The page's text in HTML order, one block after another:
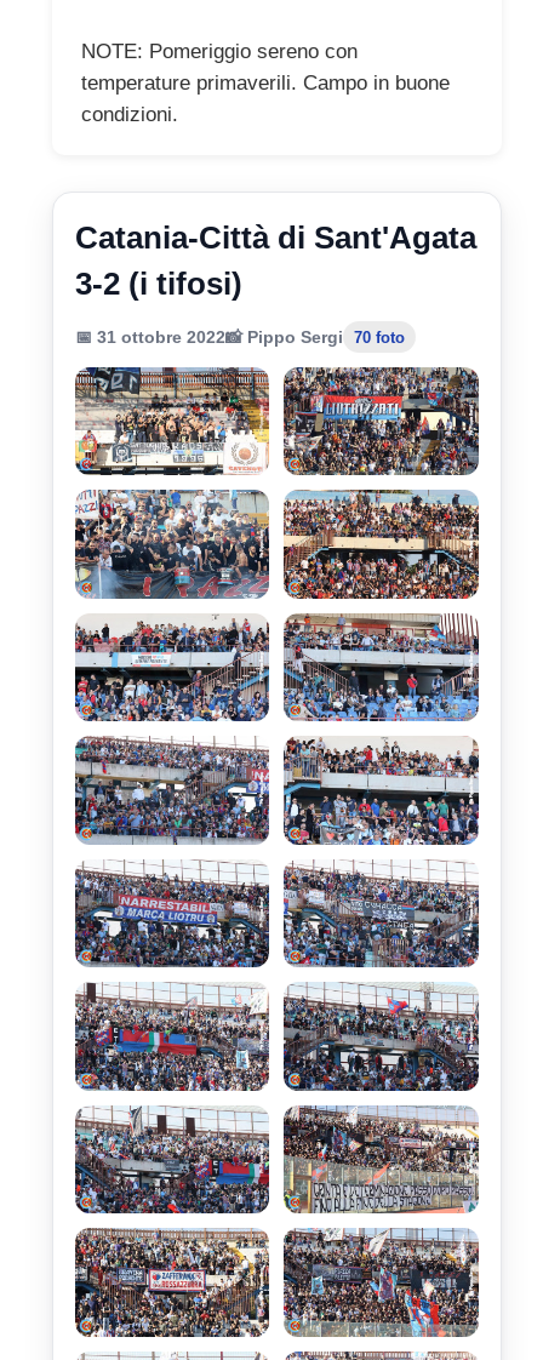
NOTE: Pomeriggio sereno con
temperature primaverili. Campo in buone
condizioni.
Catania-Città di Sant'Agata
3-2 (i tifosi)
📅 31 ottobre 2022📸 Pippo Sergi 70 foto